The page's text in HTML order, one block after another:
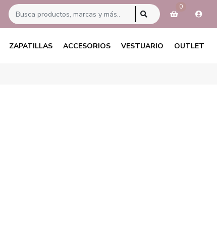
0
ZAPATILLAS ACCESORIOS VESTUARIO OUTLET